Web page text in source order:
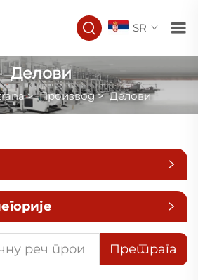
SR
Делови
>Производ>Делови
Претрага